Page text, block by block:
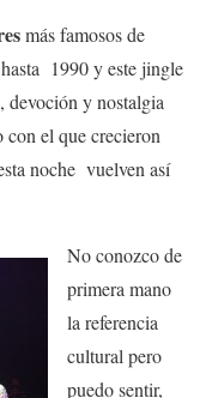
más famosos de
1990 y este jingle
devoción y nostalgia
el que crecieron
noche vuelven así
No conozco de
primera mano
la referencia
cultural pero
puedo sentir,